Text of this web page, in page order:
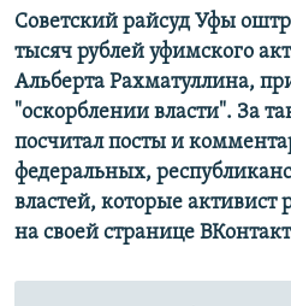
Все сайты РСЕ/РС
Советский райсуд Уфы
тысяч рублей уфимского
Альберта Рахматуллина,
"оскорблении власти". За
посчитал посты и
федеральных,
властей, которые активист
на своей странице